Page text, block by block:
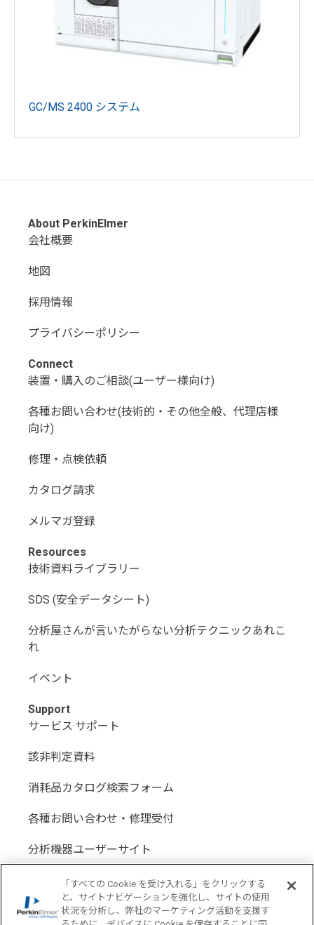
GC/MS 2400 システム
About PerkinElmer
会社概要
地図
採用情報
プライバシーポリシー
Connect
装置・購入のご相談(ユーザー様向け)
各種お問い合わせ(技術的・その他全般、代理店様
向け)
修理・点検依頼
カタログ請求
メルマガ登録
Resources
技術資料ライブラリー
SDS (安全データシート)
分析屋さんが言いたがらない分析テクニックあれこ
れ
イベント
Support
サービス·サポート
該非判定資料
消耗品カタログ検索フォーム
各種お問い合わせ・修理受付
分析機器ユーザーサイト
分析機器代理店サイト
「すべての Cookie を受け入れる」をクリックする
と、サイトナビゲーションを強化し、サイトの使用
状況を分析し、弊社のマーケティング活動を支援す